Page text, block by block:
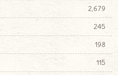
2,679
245
198
115